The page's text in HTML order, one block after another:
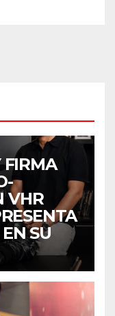
FIRMA
VHR
SU